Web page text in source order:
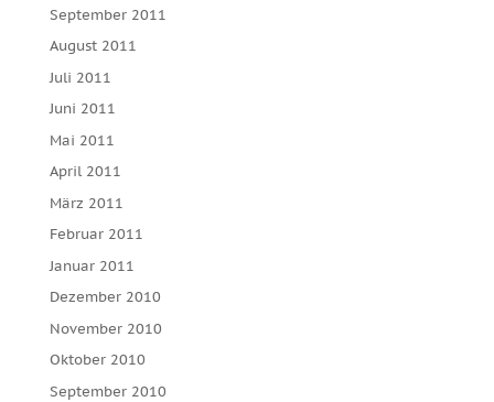
September 2011
August 2011
Juli 2011
Juni 2011
Mai 2011
April 2011
März 2011
Februar 2011
Januar 2011
Dezember 2010
November 2010
Oktober 2010
September 2010